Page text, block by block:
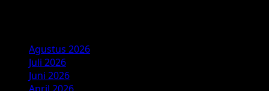
Agustus 2026
Juli 2026
Juni 2026